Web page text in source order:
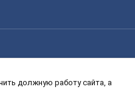
7 класс 8 класс 9 класс
должную работу сайта, а